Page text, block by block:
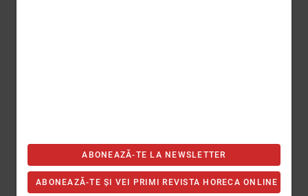
ABONEAZĂ-TE LA NEWSLETTER
ABONEAZĂ-TE ȘI VEI PRIMI REVISTA HORECA ONLINE